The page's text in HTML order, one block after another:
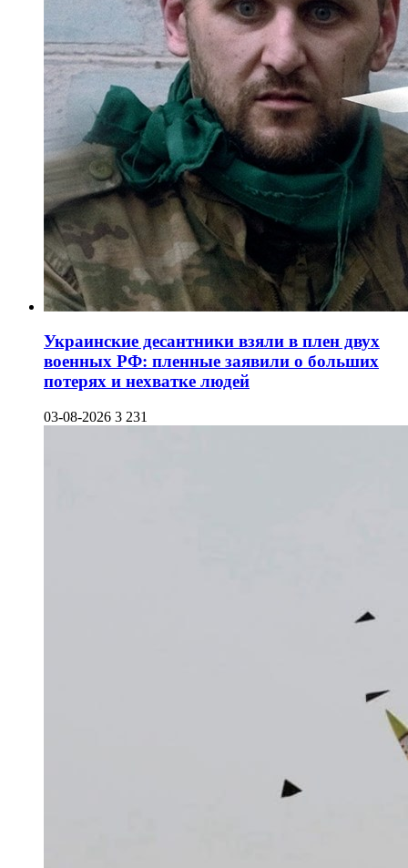
Украинские десантники взяли в плен двух
военных РФ: пленные заявили о больших
потерях и нехватке людей
03-08-2026 3 231